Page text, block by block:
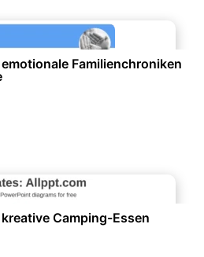
Familienchroniken
Camping-Essen